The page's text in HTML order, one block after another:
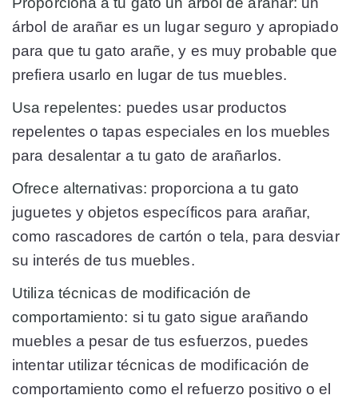
árbol de arañar es un lugar seguro y apropiado
para que tu gato arañe, y es muy probable que
prefiera usarlo en lugar de tus muebles.
Usa repelentes: puedes usar productos
repelentes o tapas especiales en los muebles
para desalentar a tu gato de arañarlos.
Ofrece alternativas: proporciona a tu gato
juguetes y objetos específicos para arañar,
como rascadores de cartón o tela, para desviar
su interés de tus muebles.
Utiliza técnicas de modificación de
comportamiento: si tu gato sigue arañando
muebles a pesar de tus esfuerzos, puedes
intentar utilizar técnicas de modificación de
comportamiento como el refuerzo positivo o el